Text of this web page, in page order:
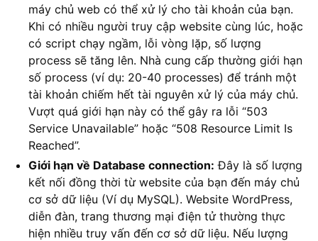
máy chủ web có thể xử lý cho tài khoản của bạn.
Khi có nhiều người truy cập website cùng lúc, hoặc
có script chạy ngầm, lỗi vòng lặp, số lượng
process sẽ tăng lên. Nhà cung cấp thường giới hạn
số process (ví dụ: 20-40 processes) để tránh một
tài khoản chiếm hết tài nguyên xử lý của máy chủ.
Vượt quá giới hạn này có thể gây ra lỗi “503
Service Unavailable” hoặc “508 Resource Limit Is
Reached”.
Giới hạn về Database connection: Đây là số lượng
kết nối đồng thời từ website của bạn đến máy chủ
cơ sở dữ liệu (Ví dụ MySQL). Website WordPress,
diễn đàn, trang thương mại điện tử thường thực
hiện nhiều truy vấn đến cơ sở dữ liệu. Nếu lượng